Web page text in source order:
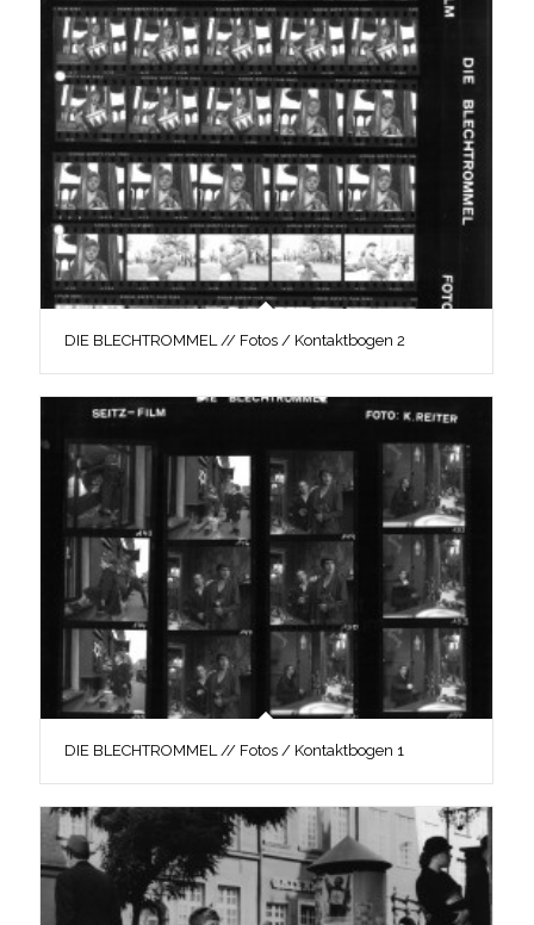
DIE BLECHTROMMEL // Fotos / Kontaktbogen 2
DIE BLECHTROMMEL // Fotos / Kontaktbogen 1